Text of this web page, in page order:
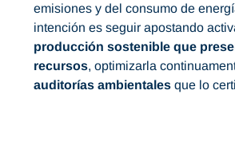
emisiones y del consumo de
intención es seguir apostando
producción sostenible que
recursos, optimizarla
auditorías ambientales que lo